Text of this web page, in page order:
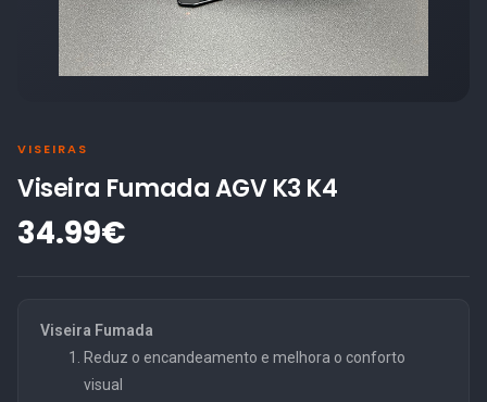
VISEIRAS
Viseira Fumada AGV K3 K4
34.99€
Viseira Fumada
Reduz o encandeamento e melhora o conforto
visual